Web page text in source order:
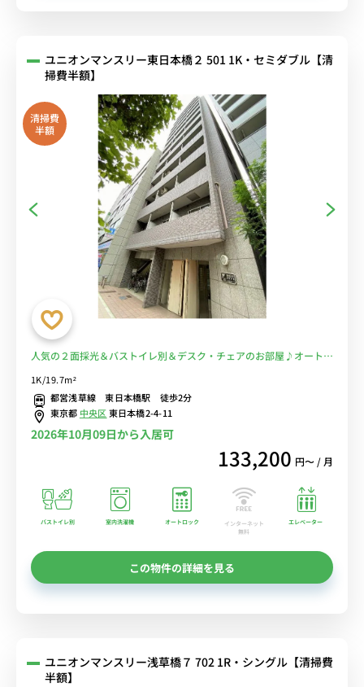
ユニオンマンスリー東日本橋２ 501 1K・セミダブル【清
掃費半額】
清掃費
半額
人気の２面採光＆バストイレ別＆デスク・チェアのお部屋♪オートロ
■選べるWi-Fi格安レンタル中！
1K/19.7m²
都営浅草線 東日本橋駅 徒歩2分
東京都 中央区東日本橋2-4-11
2026年10月09日から入居可
133,200 円〜 / 月
バストイレ別 室内洗濯機 オートロック
インターネット
無料
エレベーター
この物件の詳細を見る
ユニオンマンスリー浅草橋７ 702 1R・シングル【清掃費
半額】